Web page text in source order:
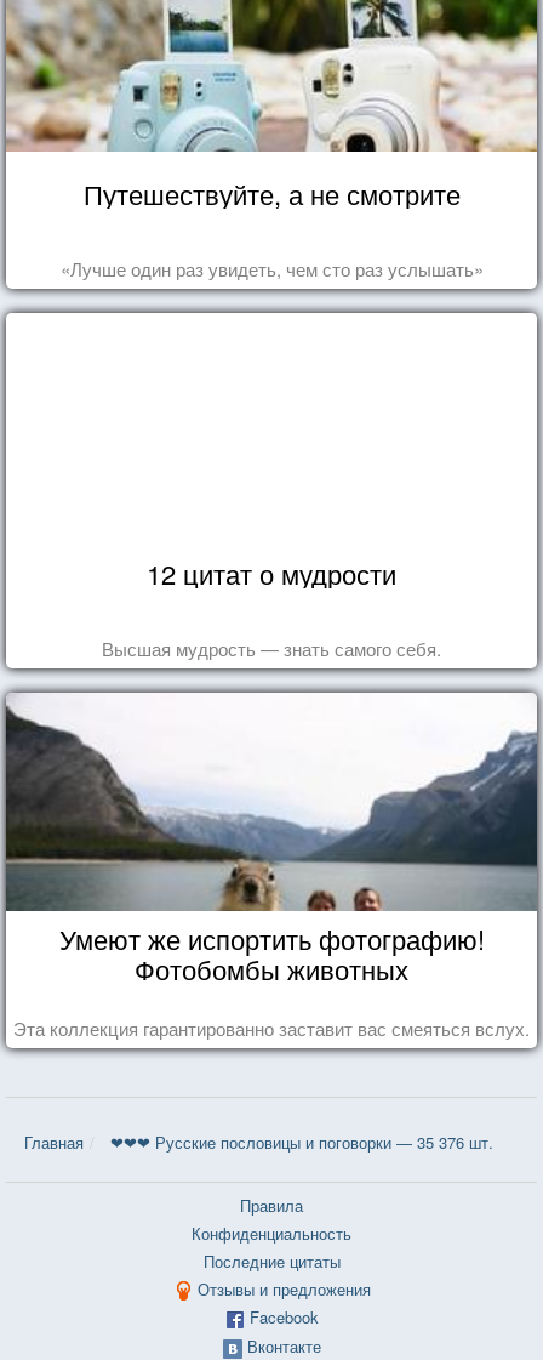
Путешествуйте, а не смотрите
«Лучше один раз увидеть, чем сто раз услышать»
12 цитат о мудрости
Высшая мудрость — знать самого себя.
Умеют же испортить фотографию!
Фотобомбы животных
Эта коллекция гарантированно заставит вас смеяться вслух.
Главная ❤❤❤ Русские пословицы и поговорки — 35 376 шт.
Правила
Конфиденциальность
Последние цитаты
Отзывы и предложения
Facebook
Вконтакте